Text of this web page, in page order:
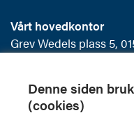
Denne siden
(cookies)
Vårt hovedkontor
Grev Wedels plass 5,